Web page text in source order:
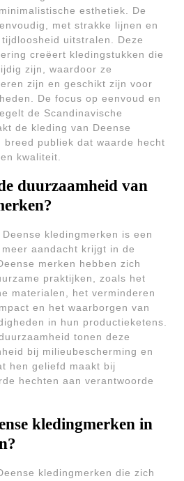
esthetiek. De
met strakke lijnen en
uitstralen. Deze
creëert kledingstukken die
zijn, waardoor ze
zijn en geschikt zijn voor
De focus op eenvoud en
de Scandinavische
de kleding van Deense
breed publiek dat waarde hecht
kwaliteit.
duurzaamheid van
kledingmerken is een
aandacht krijgt in de
merken hebben zich
praktijken, zoals het
materialen, het verminderen
en het waarborgen van
in hun productieketens.
tonen deze
bij milieubescherming en
hen geliefd maakt bij
hechten aan verantwoorde
kledingmerken in
kledingmerken die zich